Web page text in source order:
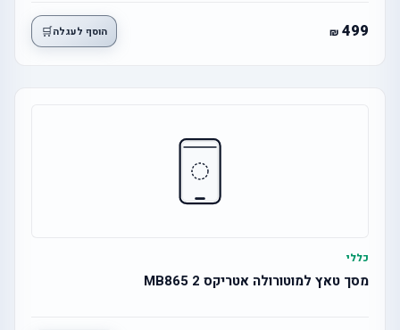
499 הוסף לעגלה🛒
כללי
מסך טאץ למוטורולה אטריקס 2 MB865